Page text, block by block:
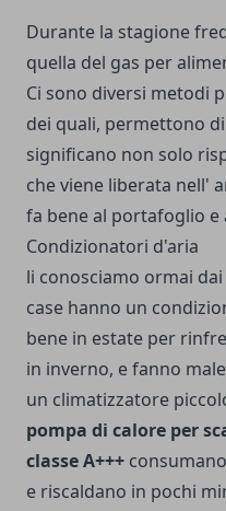
Durante la stagione
quella del gas per
Ci sono diversi metodi
dei quali, permettono
significano non solo
che viene liberata nell'
fa bene al portafoglio e
Condizionatori d'aria
li conosciamo ormai
case hanno un
bene in estate per
in inverno, e fanno
un climatizzatore
pompa di calore per
classe A+++
e riscaldano in pochi